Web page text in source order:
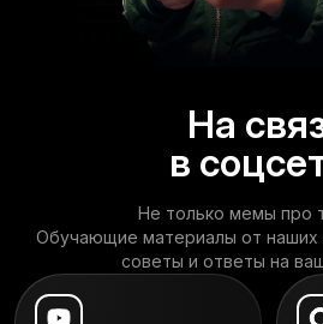
На
в
Не только мемы про
Обучающие материалы от наших
советы и ответы на